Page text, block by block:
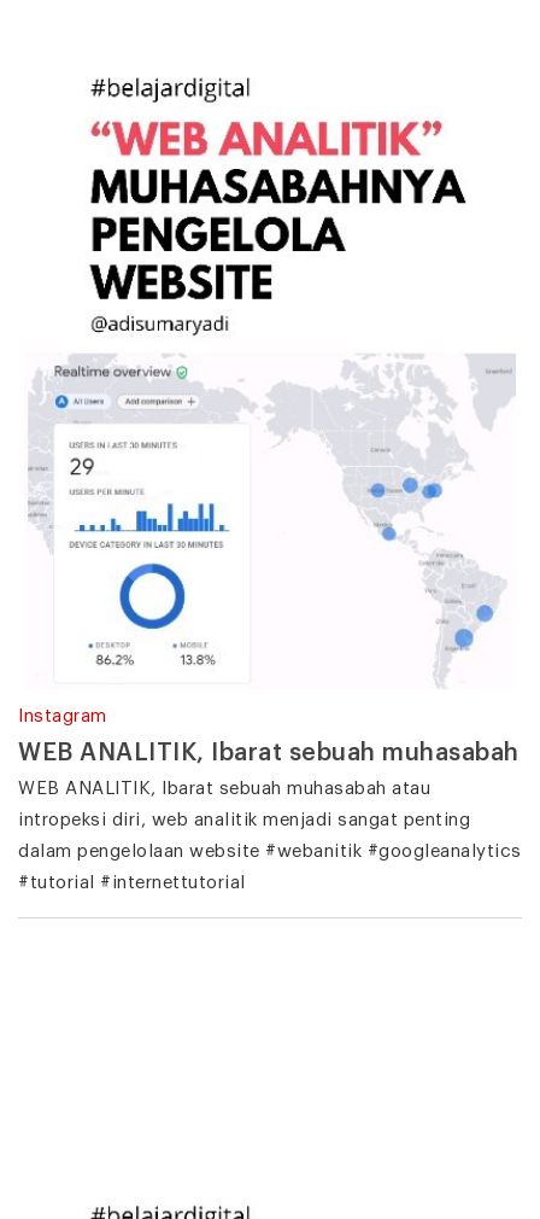
Instagram
WEB ANALITIK, Ibarat sebuah muhasabah
WEB ANALITIK, Ibarat sebuah muhasabah atau
intropeksi diri, web analitik menjadi sangat penting
dalam pengelolaan website #webanitik #googleanalytics
#tutorial #internettutorial